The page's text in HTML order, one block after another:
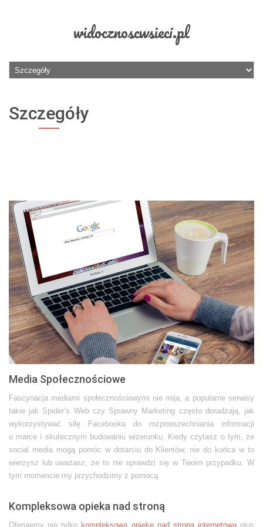
widocznoscwsieci.pl
Szczegóły
Media Społecznościowe
Fascynacja mediami społecznościowymi nie mija, a popularne serwisy
takie jak Spider’s Web czy Sprawny Marketing często doradzają, jak
wykorzystywać siłę Facebooka do rozpowszechniania informacji
o marce i skutecznym budowaniu wizerunku. Kiedy czytasz o tym, że
social media mogą pomóc w dotarciu do Klientów, nie do końca w to
wierzysz lub uważasz, że to nie sprawdzi się w Twoim przypadku. W
tym momencie my przychodzimy z pomocą.
Kompleksowa opieka nad stroną
Oferujemy nie tylko kompleksową opiekę nad stroną internetowąplus